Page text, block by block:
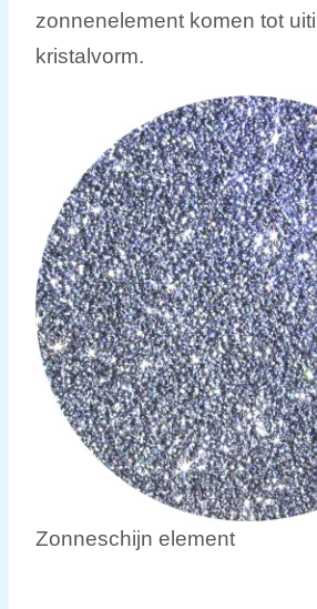
zonnenelement komen tot
kristalvorm.
Zonneschijn element